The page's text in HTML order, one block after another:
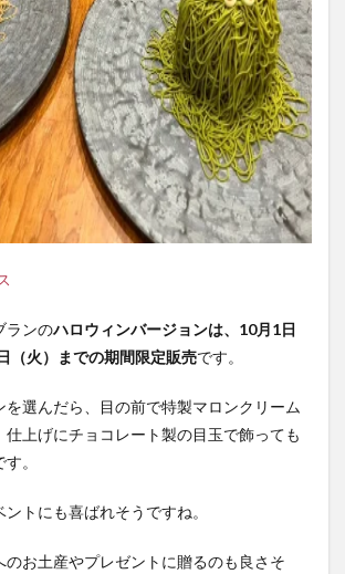
ランのハロウィンバージョンは、10月1日
（火）までの期間限定販売です。
を選んだら、目の前で特製マロンクリーム
仕上げにチョコレート製の目玉で飾っても
。
トにも喜ばれそうですね。
のお土産やプレゼントに贈るのも良さそ